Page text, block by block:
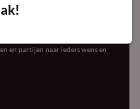
en partijen naar ieders wens en